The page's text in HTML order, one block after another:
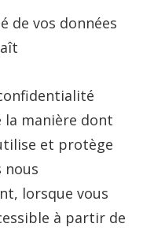
de vos données
manière dont
et protège
nous
lorsque vous
à partir de